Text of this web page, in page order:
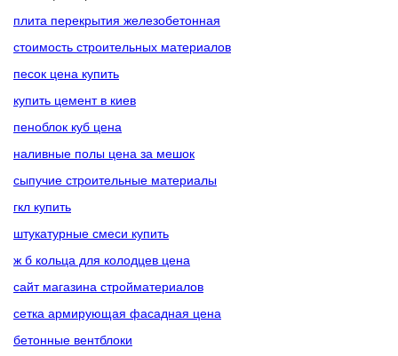
плита перекрытия железобетонная
стоимость строительных материалов
песок цена купить
купить цемент в киев
пеноблок куб цена
наливные полы цена за мешок
сыпучие строительные материалы
гкл купить
штукатурные смеси купить
ж б кольца для колодцев цена
сайт магазина стройматериалов
сетка армирующая фасадная цена
бетонные вентблоки